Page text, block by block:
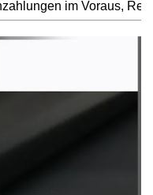
im Voraus,